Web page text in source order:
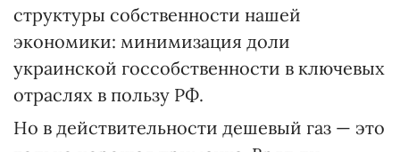
структуры собственности нашей
экономики: минимизация доли
украинской госсобственности в ключевых
отраслях в пользу РФ.
Но в действительности дешевый газ — это